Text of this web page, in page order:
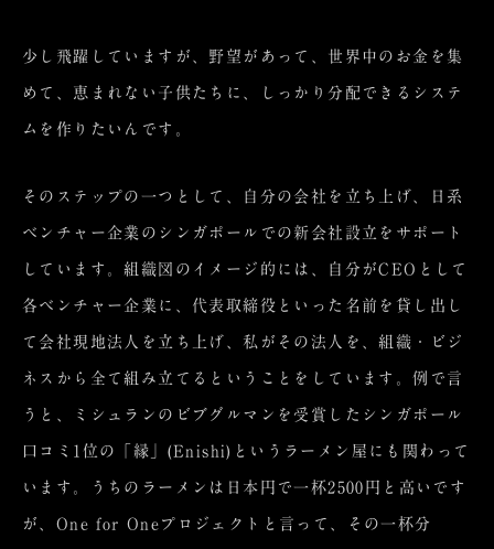
少し飛躍していますが、野望があって、世界中のお金を集
めて、恵まれない子供たちに、しっかり分配できるシステ
ムを作りたいんです。
そのステップの一つとして、自分の会社を立ち上げ、日系
ベンチャー企業のシンガポールでの新会社設立をサポート
しています。組織図のイメージ的には、自分がCEOとして
各ベンチャー企業に、代表取締役といった名前を貸し出し
て会社現地法人を立ち上げ、私がその法人を、組織・ビジ
ネスから全て組み立てるということをしています。例で言
うと、ミシュランのビブグルマンを受賞したシンガポール
口コミ1位の「縁」(Enishi)というラーメン屋にも関わって
います。うちのラーメンは日本円で一杯2500円と高いです
が、One for Oneプロジェクトと言って、その一杯分